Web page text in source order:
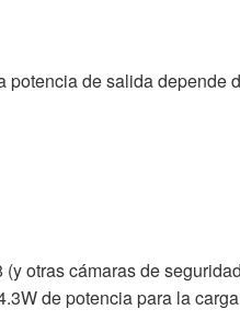
potencia de salida depende
otras cámaras de
de potencia para la